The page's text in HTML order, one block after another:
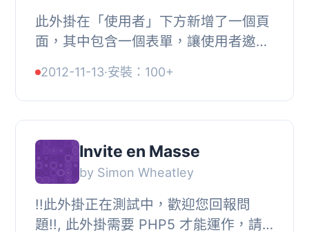
此外掛在「使用者」下方新增了一個頁
面，其中包含一個表單，讓使用者邀請
也可以使用 invite_friends() 模板標籤
或 [invit...
2012-11-13·安裝：100+
Invite en Masse
by Simon Wheatley
!!此外掛正在測試中，歡迎您回報問
題!!, 此外掛需要 PHP5 才能運作，請